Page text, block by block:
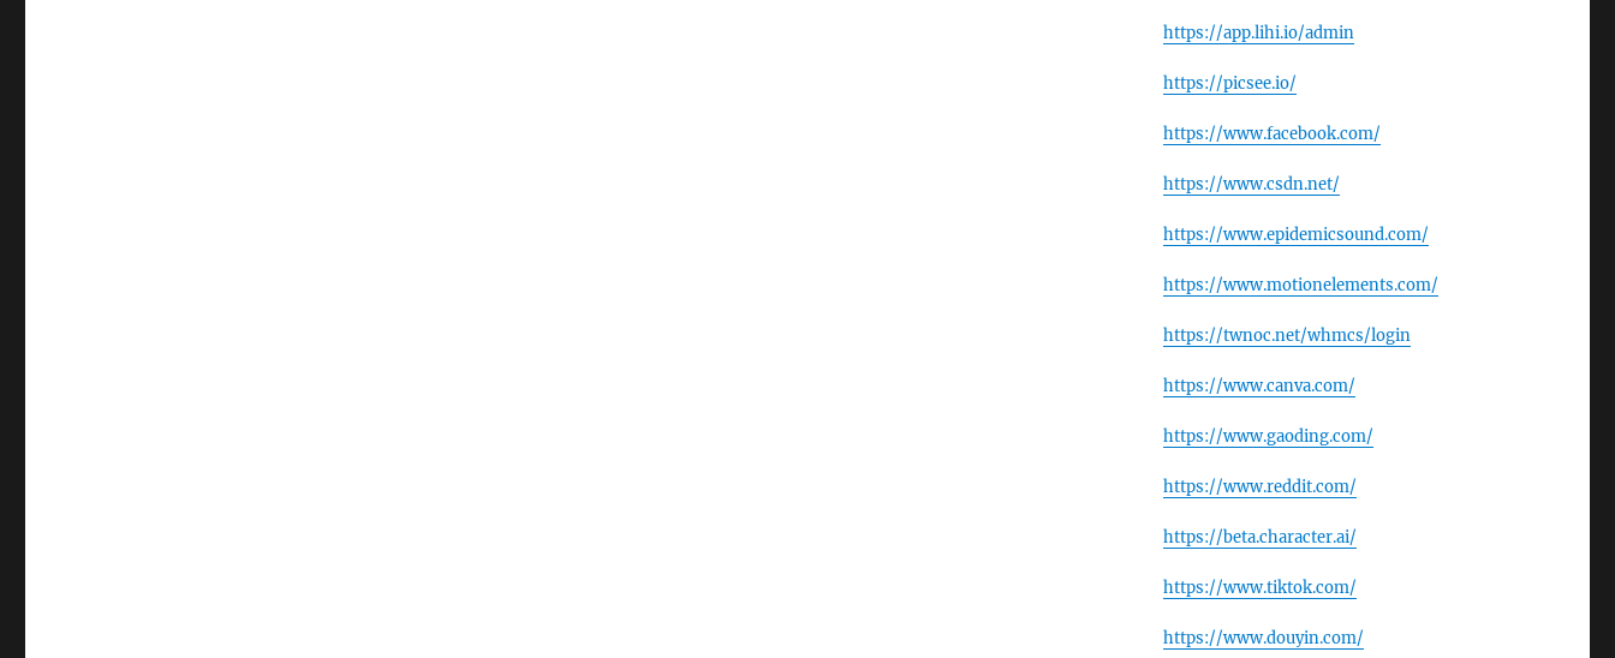
https://app.lihi.io/admin
https://picsee.io/
https://www.facebook.com/
https://www.csdn.net/
https://www.epidemicsound.com/
https://www.motionelements.com/
https://twnoc.net/whmcs/login
https://www.canva.com/
https://www.gaoding.com/
https://www.reddit.com/
https://beta.character.ai/
https://www.tiktok.com/
https://www.douyin.com/